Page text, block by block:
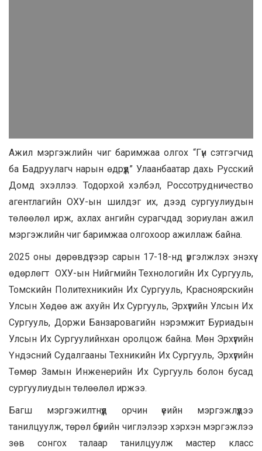
Ажил мэргэжлийн чиг баримжаа олгох “Гүн сэтгэгчид
ба Бадруулагч нарын өдрүүд” Улаанбаатар дахь Русский
Домд эхэллээ. Тодорхой хэлбэл, Россотрудничество
агентлагийн ОХУ-ын шилдэг их, дээд сургуулиудын
төлөөлөл ирж, ахлах ангийн сурагчдад зориулан ажил
мэргэжлийн чиг баримжаа олгохоор ажиллаж байна.
2025 оны дөрөвдүгээр сарын 17-18-нд үргэлжлэх энэхүү
өдөрлөгт ОХУ-ын Нийгмийн Технологийн Их Сургууль,
Томскийн Политехникийн Их Сургууль, Красноярскийн
Улсын Хөдөө аж ахуйн Их Сургууль, Эрхүүгийн Улсын Их
Сургууль, Доржи Банзаровагийн нэрэмжит Буриадын
Улсын Их Сургуулийнхан оролцож байна. Мөн Эрхүүгийн
Үндэсний Судалгааны Техникийн Их Сургууль, Эрхүүгийн
Төмөр Замын Инженерийн Их Сургууль болон бусад
сургуулиудын төлөөлөл иржээ.
Багш мэргэжилтнүүд орчин үеийн мэргэжлүүдээ
танилцуулж, төрөл бүрийн чиглэлээр хэрхэн мэргэжлээ
зөв сонгох талаар танилцуулж мастер класс